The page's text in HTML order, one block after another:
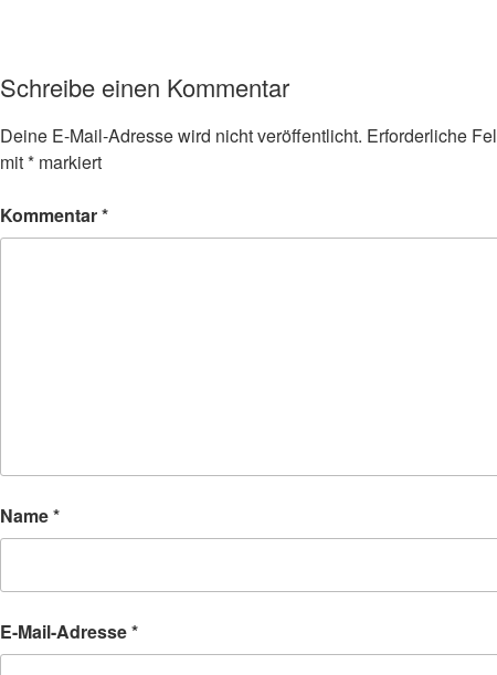
Schreibe einen Kommentar
Deine E-Mail-Adresse wird nicht veröffentlicht. Erforderliche
mit* markiert
Kommentar*
Name*
E-Mail-Adresse*